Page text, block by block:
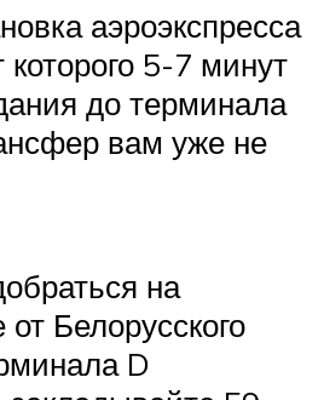
аэроэкспресса
5-7 минут
до терминала
вам уже не
на
от Белорусского
D